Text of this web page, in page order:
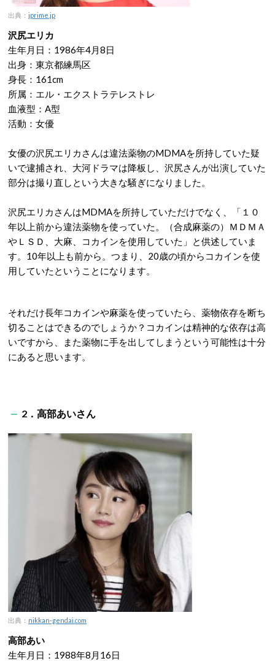
出典： jprime.jp
沢尻エリカ
生年月日：1986年4月8日
出身：東京都練馬区
身長：161cm
所属：エル・エクストラテレストレ
血液型：A型
活動：女優
女優の沢尻エリカさんは違法薬物のMDMAを所持していた疑
いで逮捕され、大河ドラマは降板し、沢尻さんが出演していた
部分は撮り直しという大きな騒ぎになりました。
沢尻エリカさんはMDMAを所持していただけでなく、「１０
年以上前から違法薬物を使っていた。（合成麻薬の）ＭＤＭＡ
やＬＳＤ、大麻、コカインを使用していた」と供述していま
す。10年以上も前から。つまり、20歳の頃からコカインを使
用していたということになります。
それだけ長年コカインや麻薬を使っていたら、薬物依存を断ち
切ることはできるのでしょうか？コカインは精神的な依存は高
いですから、また薬物に手を出してしまうという可能性は十分
にあると思います。
2．高部あいさん
出典： nikkan-gendai.com
高部あい
生年月日：1988年8月16日